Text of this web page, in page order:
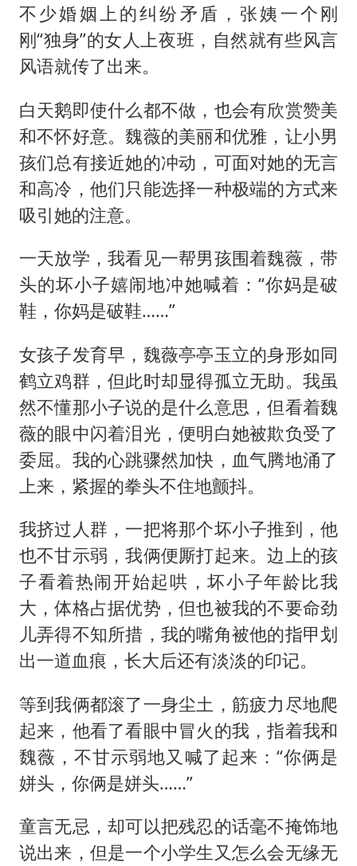
不少婚姻上的纠纷矛盾，张姨一个刚
刚“独身”的女人上夜班，自然就有些风言
风语就传了出来。
白天鹅即使什么都不做，也会有欣赏赞美
和不怀好意。魏薇的美丽和优雅，让小男
孩们总有接近她的冲动，可面对她的无言
和高冷，他们只能选择一种极端的方式来
吸引她的注意。
一天放学，我看见一帮男孩围着魏薇，带
头的坏小子嬉闹地冲她喊着：“你妈是破
鞋，你妈是破鞋……”
女孩子发育早，魏薇亭亭玉立的身形如同
鹤立鸡群，但此时却显得孤立无助。我虽
然不懂那小子说的是什么意思，但看着魏
薇的眼中闪着泪光，便明白她被欺负受了
委屈。我的心跳骤然加快，血气腾地涌了
上来，紧握的拳头不住地颤抖。
我挤过人群，一把将那个坏小子推到，他
也不甘示弱，我俩便厮打起来。边上的孩
子看着热闹开始起哄，坏小子年龄比我
大，体格占据优势，但也被我的不要命劲
儿弄得不知所措，我的嘴角被他的指甲划
出一道血痕，长大后还有淡淡的印记。
等到我俩都滚了一身尘土，筋疲力尽地爬
起来，他看了看眼中冒火的我，指着我和
魏薇，不甘示弱地又喊了起来：“你俩是
姘头，你俩是姘头……”
童言无忌，却可以把残忍的话毫不掩饰地
说出来，但是一个小学生又怎么会无缘无